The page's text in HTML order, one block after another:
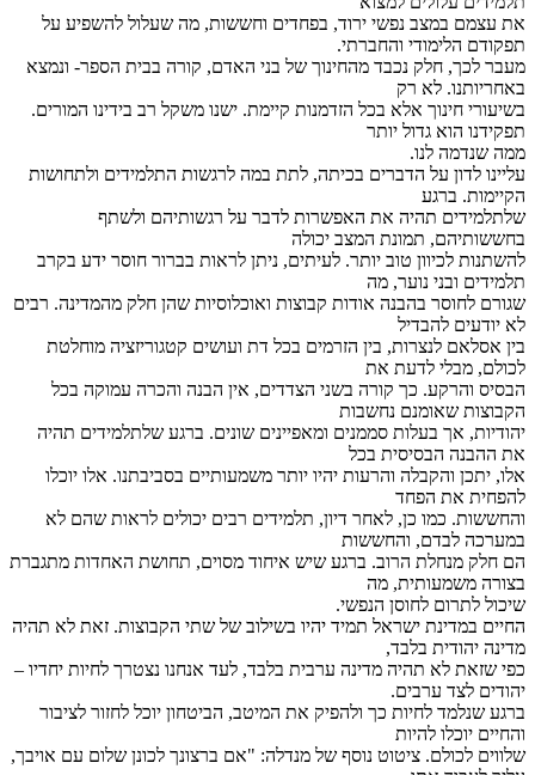
את עצמם במצב נפשי ירוד, בפחדים וחששות, מה שעלול להשפיע על
תפקודם הלימודי והחברתי.
מעבר לכך, חלק נכבד מהחינוך של בני האדם, קורה בבית הספר- ונמצא
באחריותנו. לא רק
בשיעורי חינוך אלא בכל הזדמנות קיימת. ישנו משקל רב בידינו המורים.
תפקידנו הוא גדול יותר
ממה שנדמה לנו.
עליינו לדון על הדברים בכיתה, לתת במה לרגשות התלמידים ולתחושות
הקיימות. ברגע
שלתלמידים תהיה את האפשרות לדבר על רגשותיהם ולשתף
בחששותיהם, תמונת המצב יכולה
להשתנות לכיוון טוב יותר. לעיתים, ניתן לראות בברור חוסר ידע בקרב
תלמידים ובני נוער, מה
שגורם לחוסר בהבנה אודות קבוצות ואוכלוסיות שהן חלק מהמדינה. רבים
לא יודעים להבדיל
בין אסלאם לנצרות, בין הזרמים בכל דת ועושים קטגוריזציה מוחלטת
לכולם, מבלי לדעת את
הבסיס והרקע. כך קורה בשני הצדדים, אין הבנה והכרה עמוקה בכל
הקבוצות שאומנם נחשבות
יהודיות, אך בעלות סממנים ומאפיינים שונים. ברגע שלתלמידים תהיה
את ההבנה הבסיסית בכל
אלו, יתכן והקבלה והרעות יהיו יותר משמעותיים בסביבתנו. אלו יוכלו
להפחית את הפחד
והחששות. כמו כן, לאחר דיון, תלמידים רבים יכולים לראות שהם לא
במערכה לבדם, והחששות
הם חלק מנחלת הרוב. ברגע שיש איחוד מסוים, תחושת האחדות מתגברת
בצורה משמעותית, מה
שיכול לתרום לחוסן הנפשי.
החיים במדינת ישראל תמיד יהיו בשילוב של שתי הקבוצות. זאת לא תהיה
מדינה יהודית בלבד,
כפי שזאת לא תהיה מדינה ערבית בלבד, לעד אנחנו נצטרך לחיות יחדיו –
יהודים לצד ערבים.
ברגע שנלמד לחיות כך ולהפיק את המיטב, הביטחון יוכל לחזור לציבור
והחיים יוכלו להיות
שלווים לכולם. ציטוט נוסף של מנדלה: "אם ברצונך לכונן שלום עם אויבך,